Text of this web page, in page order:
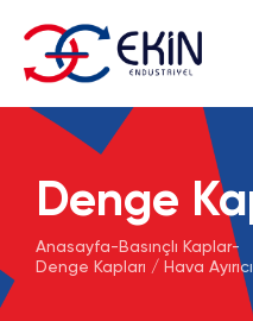
Denge
Anasayfa- Basınçlı Kaplar-
Denge Kapları / Hava